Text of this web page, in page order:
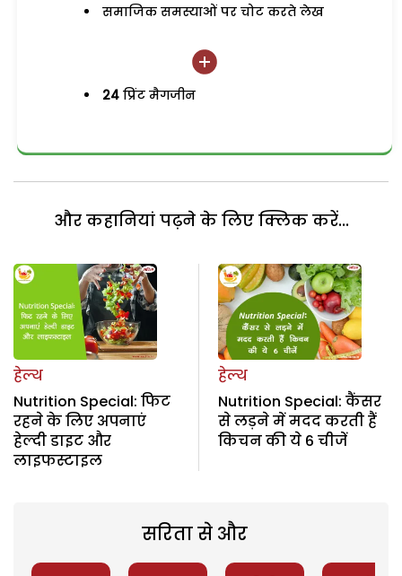
समाजिक समस्याओं पर चोट करते लेख
24 प्रिंट मैगजीन
और कहानियां पढ़ने के लिए क्लिक करें...
हेल्थ
Nutrition Special: फिट
रहने के लिए अपनाएं
हेल्दी डाइट और
लाइफस्टाइल
हेल्थ
Nutrition Special: कैंसर
से लड़ने में मदद करती हैं
किचन की ये 6 चीजें
सरिता से और